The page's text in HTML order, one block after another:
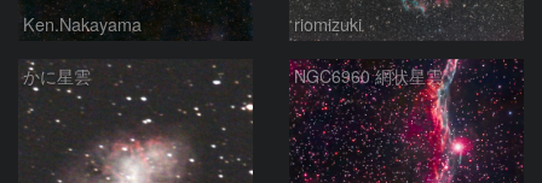
Ken.Nakayama riomizuki
かに星雲 NGC6960 網状星雲